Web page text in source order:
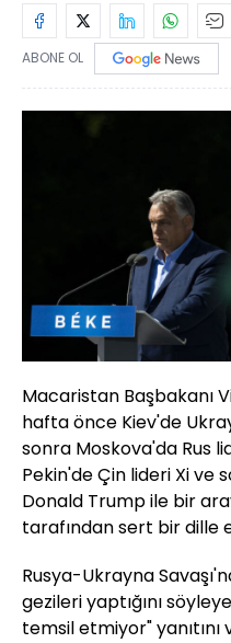
ABONE OL
Macaristan Başbakanı
hafta önce Kiev'de
sonra Moskova'da Rus
Pekin'de Çin lideri Xi ve
Donald Trump ile bir
tarafından sert bir dille
Rusya-Ukrayna
gezileri yaptığını
temsil etmiyor" yanıtını